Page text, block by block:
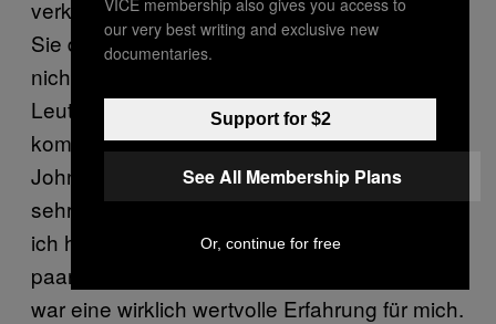
verkaufen. Buchen Sie diesen Kurs, tätigen
Sie diese Investition—das hat mir einfach
nicht gefallen. Ich glaube auch nicht, dass die
Leute, die wegen Businesstipps hierher
kommen, wirklich direkt was kaufen wollen.
John Belfort war aber wirklich gut. Ich habe
sehr viel gelernt und bin wirklich froh, dass
ich hier war. Ich denke immer noch über ein
paar Sachen nach, die er gesagt hat. Das
war eine wirklich wertvolle Erfahrung für mich.
our very best writing and exclusive new
documentaries.
Support for $2
See All Membership Plans
Or, continue for free